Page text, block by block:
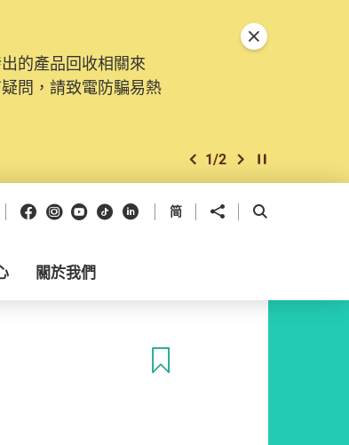
的產品回收相關來
問，請致電防騙易熱
上一個
1/2 下一個開始/暫停幻燈
關閉特別通告
Facebook
Instagram
Youtube
抖音領英 简 分享到 開啟搜尋框
關於我們